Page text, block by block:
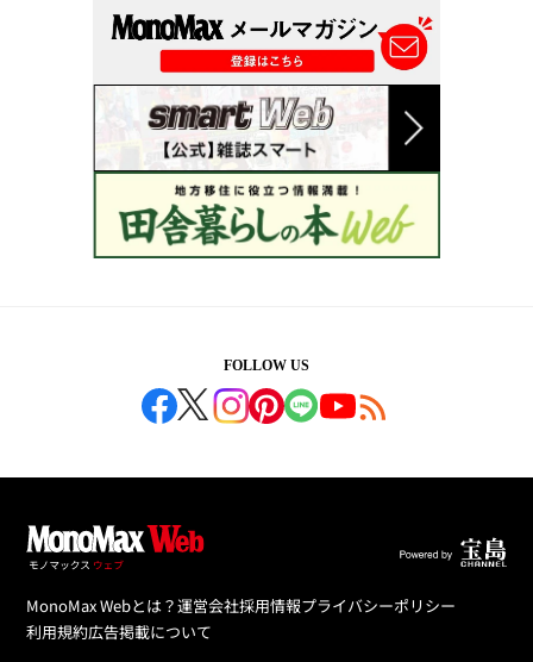
FOLLOW US
MonoMax Webとは？運営会社採用情報プライバシーポリシー
利用規約広告掲載について